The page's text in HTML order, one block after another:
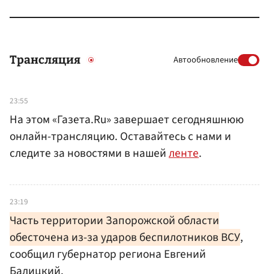
Трансляция Автообновление
23:55
На этом «Газета.Ru» завершает сегодняшнюю
онлайн-трансляцию. Оставайтесь с нами и
следите за новостями в нашейленте.
23:19
Часть территории Запорожской области
обесточена из-за ударов беспилотников ВСУ,
сообщил губернатор региона Евгений